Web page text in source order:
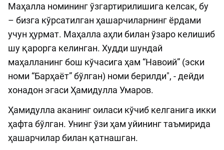
Маҳалла номининг ўзгартирилишига келсак, бу
– бизга кўрсатилган ҳашарчиларнинг ёрдами
учун ҳурмат. Маҳалла аҳли билан ўзаро келишиб
шу қарорга келинган. Худди шундай
маҳалланинг бош кўчасига ҳам “Навоий” (эски
номи “Барҳаёт” бўлган) номи берилди", - дейди
хонадон эгаси Ҳамидулла Умаров.
Ҳамидулла аканинг оиласи кўчиб келганига икки
ҳафта бўлган. Унинг ўзи ҳам уйининг таъмирида
ҳашарчилар билан қатнашган.